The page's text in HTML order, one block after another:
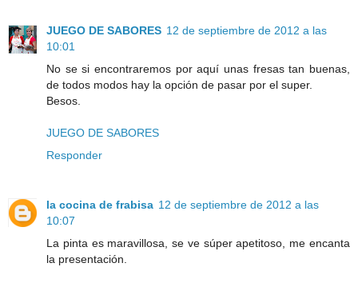
JUEGO DE SABORES 12 de septiembre de 2012 a las
10:01
No se si encontraremos por aquí unas fresas tan buenas,
de todos modos hay la opción de pasar por el super.
Besos.
JUEGO DE SABORES
Responder
la cocina de frabisa 12 de septiembre de 2012 a las
10:07
La pinta es maravillosa, se ve súper apetitoso, me encanta
la presentación.